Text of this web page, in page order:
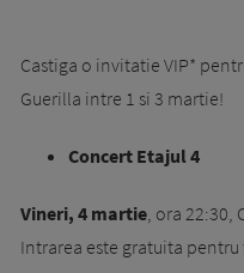
Castiga o invitatie VIP*
Guerilla intre 1 si 3 martie!
Concert Etajul 4
Vineri, 4 martie, ora 22:30,
Intrarea este gratuita